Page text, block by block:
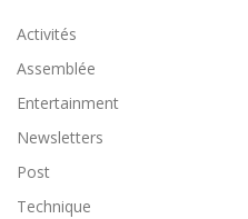
Activités
Assemblée
Entertainment
Newsletters
Post
Technique